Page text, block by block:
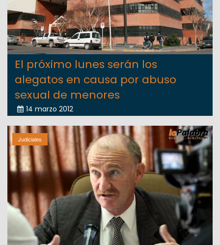
El próximo lunes serán los
alegatos en causa por abuso
sexual de menores
14 marzo 2012
Judiciales